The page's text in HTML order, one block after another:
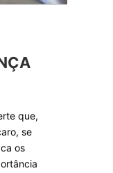
que,
se
os